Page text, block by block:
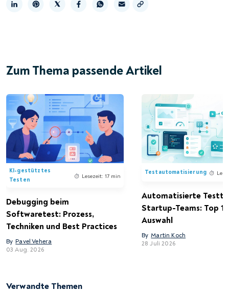
Zum Thema passende Artikel
KI-gestütztes
Testen
Lesezeit: 17 min
Debugging beim
Softwaretest: Prozess,
Techniken und Best Practices
By Pavel Vehera
03 Aug. 2026
Testautomatisierung
Automatisierte
Startup-Teams: Top 15
Auswahl
By Martin Koch
28 Juli 2026
Verwandte Themen